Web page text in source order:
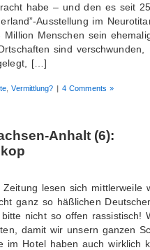
habe – und den es seit
Ausstellung im
Menschen sein
sind verschwunden,
[…]
,Vermittlung? | 4 Comments »
Anhalt (6):
lesen sich mittlerweile
ganz so häßlichen
nicht so offen rassistisch!
damit wir unsern ganzen
im Hotel haben auch wirklich